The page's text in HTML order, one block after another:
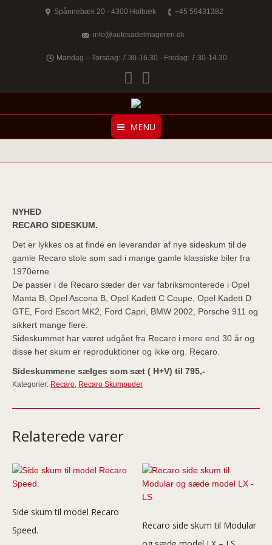
Spånnebæk 20 - 4300 Holbæk +45 59431382
info@autosadelmageren.dk
Mandag – Torsdag: 7.30-16.30 - Fredag: 7.30-14.30
Facebook
MENU
NYHED
RECARO SIDESKUM.
Det er lykkes os at finde en leverandør af nye sideskum til de
gamle Recaro stole som sad i mange gamle klassiske biler fra
1970erne.
De passer i de Recaro sæder der var fabriksmonterede i Opel
Manta B, Opel Ascona B, Opel Kadett C Coupe, Opel Kadett D
GTE, Ford Escort MK2, Ford Capri, BMW 2002, Porsche 911 og
sikkert mange flere.
Sideskummet har været udgået fra Recaro i mere end 30 år og
disse her skum er reproduktioner og ikke org. Recaro.
Sideskummene sælges som sæt ( H+V) til 795,-
Kategorier: Recaro, Recaro Skumpuder
Relaterede varer
Side skum til model Recaro
Speed.
Recaro side skum til Modular